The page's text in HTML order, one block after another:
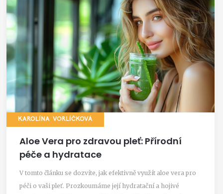
KAROLÍNA VORLÍČKOVÁ
Aloe Vera pro zdravou pleť: Přírodní
péče a hydratace
V tomto článku se dozvíte, jak efektivně využít aloe vera pro
péči o vaši pleť. Prozkoumáme její hydratační a hojivé